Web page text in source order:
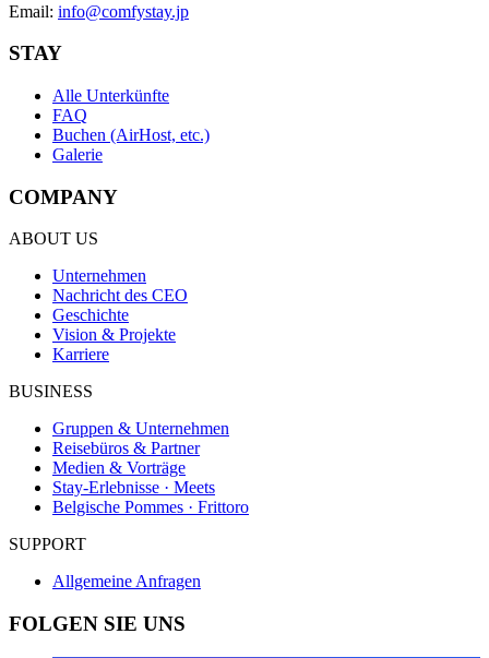
Email: info@comfystay.jp
STAY
Alle Unterkünfte
FAQ
Buchen (AirHost, etc.)
Galerie
COMPANY
ABOUT US
Unternehmen
Nachricht des CEO
Geschichte
Vision & Projekte
Karriere
BUSINESS
Gruppen & Unternehmen
Reisebüros & Partner
Medien & Vorträge
Stay-Erlebnisse · Meets
Belgische Pommes · Frittoro
SUPPORT
Allgemeine Anfragen
FOLGEN SIE UNS